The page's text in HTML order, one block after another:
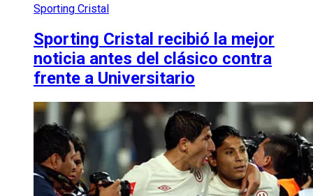
Sporting Cristal
Sporting Cristal recibió la mejor
noticia antes del clásico contra
frente a Universitario